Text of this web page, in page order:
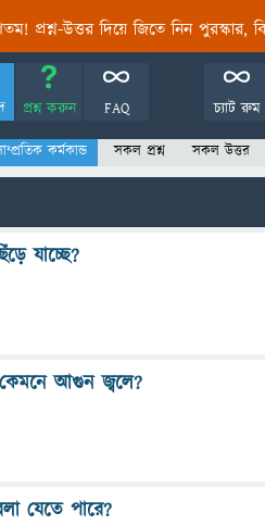
প্রশ্ন-উত্তর দিয়ে জিতে নিন পুরস্কার,
প্রশ্ন করুন FAQ চ্যাট রুম
কর্মকান্ড সকল প্রশ্ন সকল উত্তর
যাচ্ছে?
আগুন জ্বলে?
যেতে পারে?